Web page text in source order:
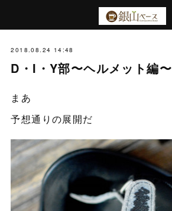
2018.08.24 14:48
D・I・Y部〜ヘルメット編〜
まあ
予想通りの展開だ